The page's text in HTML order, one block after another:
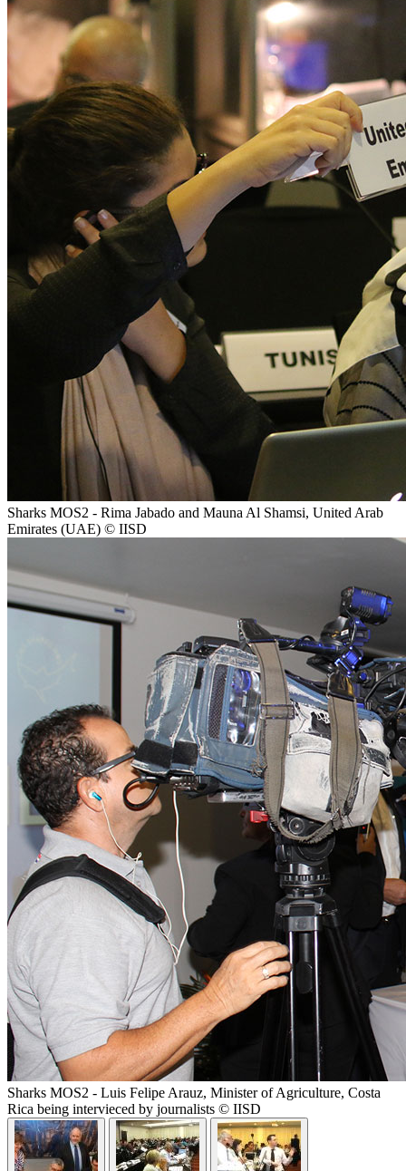
Sharks MOS2 - Rima Jabado and Mauna Al Shamsi, United Arab
Emirates (UAE) © IISD
Sharks MOS2 - Luis Felipe Arauz, Minister of Agriculture, Costa
Rica being intervieced by journalists © IISD